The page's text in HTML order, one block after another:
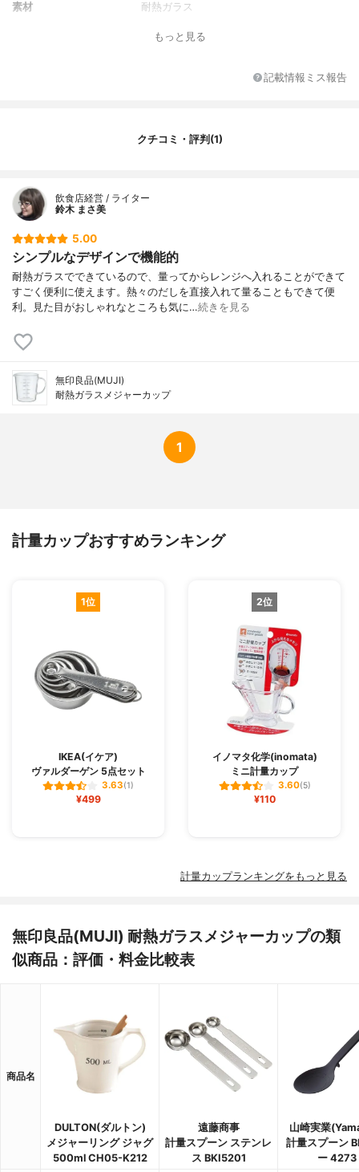
素材
耐熱ガラス
もっと見る
記載情報ミス報告
クチコミ・評判(1)
飲食店経営 / ライター
鈴木 まさ美
5.00
シンプルなデザインで機能的
耐熱ガラスでできているので、量ってからレンジへ入れることができて
すごく便利に使えます。熱々のだしを直接入れて量ることもできて便
利。見た目がおしゃれなところも気に…続きを見る
無印良品(MUJI)
耐熱ガラスメジャーカップ
1
計量カップおすすめランキング
1位
IKEA(イケア)
ヴァルダーゲン 5点セット
3.63(1)
¥499
2位
イノマタ化学(inomata)
ミニ計量カップ
3.60(5)
¥110
計量カップランキングをもっと見る
無印良品(MUJI) 耐熱ガラスメジャーカップの類
似商品：評価・料金比較表
商品名
DULTON(ダルトン)
メジャーリング ジャグ
500ml CH05-K212
遠藤商事
計量スプーン ステンレ
ス BKI5201
山崎実業
計量スプーン
ー 4273